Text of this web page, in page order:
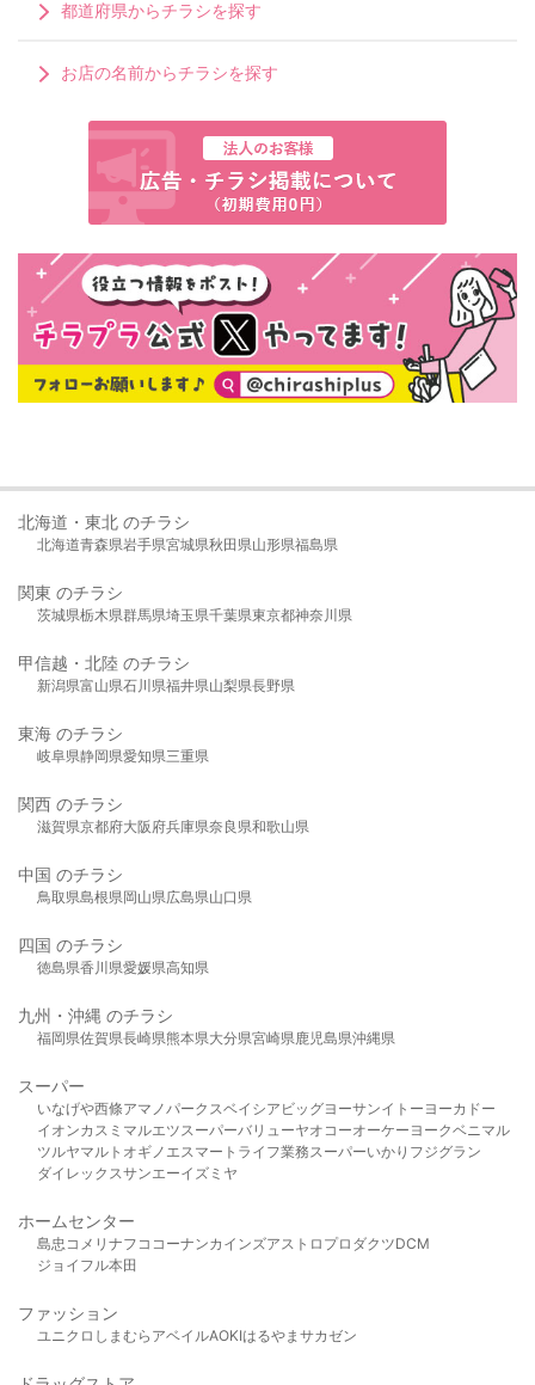
都道府県からチラシを探す
お店の名前からチラシを探す
北海道・東北 のチラシ
北海道青森県岩手県宮城県秋田県山形県福島県
関東 のチラシ
茨城県栃木県群馬県埼玉県千葉県東京都神奈川県
甲信越・北陸 のチラシ
新潟県富山県石川県福井県山梨県長野県
東海 のチラシ
岐阜県静岡県愛知県三重県
関西 のチラシ
滋賀県京都府大阪府兵庫県奈良県和歌山県
中国 のチラシ
鳥取県島根県岡山県広島県山口県
四国 のチラシ
徳島県香川県愛媛県高知県
九州・沖縄 のチラシ
福岡県佐賀県長崎県熊本県大分県宮崎県鹿児島県沖縄県
スーパー
いなげや西條アマノパークスベイシア ビッグヨーサンイトーヨーカドー
イオンカスミ マルエツスーパーバリューヤオコーオーケー ヨークベニマル
ツルヤマルト オギノ エスマート ライフ業務スーパーいかり フジグラン
ダイレックスサンエーイズミヤ
ホームセンター
島忠 コメリ ナフコ コーナンカインズアストロプロダクツDCM
ジョイフル本田
ファッション
ユニクロ しまむら アベイルAOKIはるやま サカゼン